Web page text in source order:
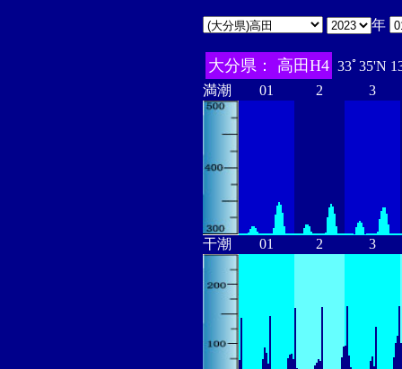
年
大分県： 高田H4 33ﾟ35'N
満潮
01 2 3
干潮 01 2 3